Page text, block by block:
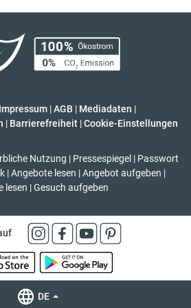
Impressum |AGB | Mediadaten |
| Barrierefreiheit | Cookie-Einstellungen
Nutzung | Pressespiegel | Passwort
| Angebote lesen | Angebot aufgeben |
lesen | Gesuch aufgeben
DE